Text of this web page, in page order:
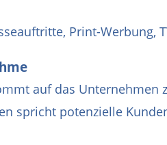
Print-Werbung,
auf das Unternehmen
spricht potenzielle